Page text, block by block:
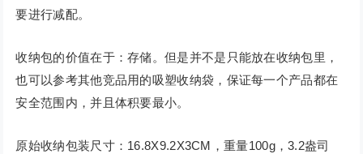
要进行减配。
收纳包的价值在于：存储。但是并不是只能放在收纳包里，
也可以参考其他竞品用的吸塑收纳袋，保证每一个产品都在
安全范围内，并且体积要最小。
原始收纳包装尺寸：16.8X9.2X3CM，重量100g，3.2盎司